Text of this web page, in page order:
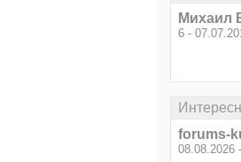
Михаил
6 -
forums-
08.08.2026